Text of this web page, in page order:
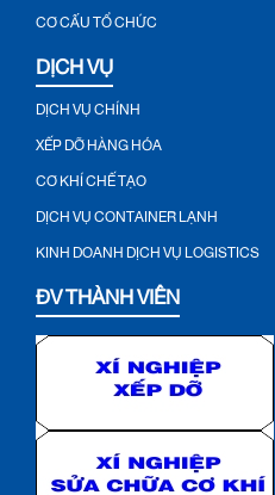
CƠ CẤU TỔ CHỨC
DỊCH VỤ
DỊCH VỤ CHÍNH
XẾP DỠ HÀNG HÓA
CƠ KHÍ CHẾ TẠO
DỊCH VỤ CONTAINER LẠNH
KINH DOANH DỊCH VỤ LOGISTICS
ĐV THÀNH VIÊN